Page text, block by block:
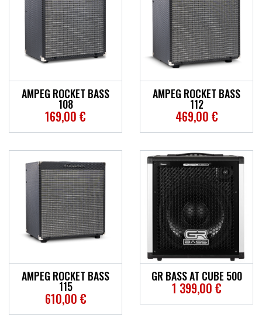
AMPEG ROCKET BASS
108
169,00 €
AMPEG ROCKET BASS
112
469,00 €
AMPEG ROCKET BASS
115
610,00 €
GR BASS AT CUBE 500
1 399,00 €